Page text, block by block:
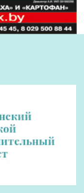
уровне –
В
Гродно, Лида,
регулярно